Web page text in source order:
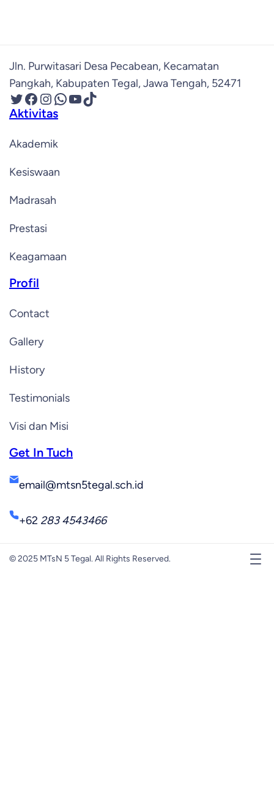
Jln. Purwitasari Desa Pecabean, Kecamatan
Pangkah, Kabupaten Tegal, Jawa Tengah, 52471
Twitter Facebook InstagramWhatsApp YouTube TikTok
Aktivitas
Akademik
Kesiswaan
Madrasah
Prestasi
Keagamaan
Profil
Contact
Gallery
History
Testimonials
Visi dan Misi
Get In Tuch
email@mtsn5tegal.sch.id
+62 283 4543466
© 2025 MTsN 5 Tegal. All Rights Reserved.